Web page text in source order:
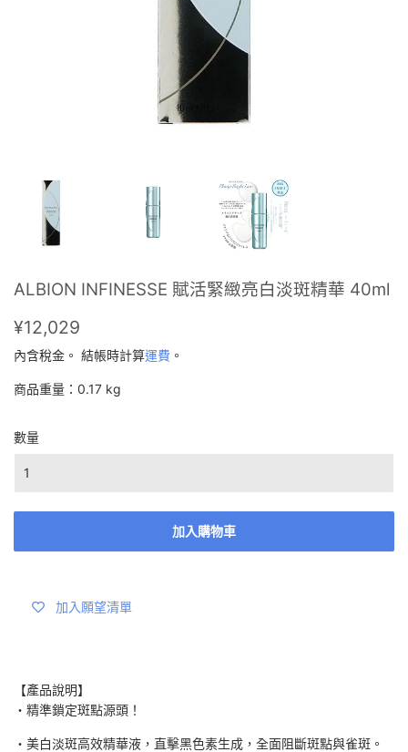
ALBION INFINESSE 賦活緊緻亮白淡斑精華 40ml
¥12,029
內含稅金。 結帳時計算運費 。
商品重量：0.17 kg
數量
加入購物車
加入願望清單
【產品說明】
・精準鎖定斑點源頭！
・美白淡斑高效精華液，直擊黑色素生成，全面阻斷斑點與雀斑。